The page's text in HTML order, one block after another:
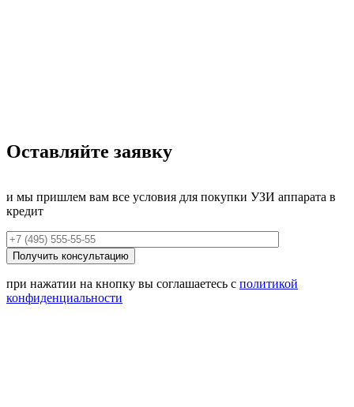
Оставляйте заявку
и мы пришлем вам все условия для покупки УЗИ аппарата в
кредит
при нажатии на кнопку вы соглашаетесь с политикой
конфиденциальности